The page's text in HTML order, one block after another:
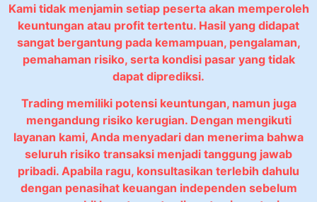
Kami tidak menjamin setiap peserta akan memperoleh
keuntungan atau profit tertentu. Hasil yang didapat
sangat bergantung pada kemampuan, pengalaman,
pemahaman risiko, serta kondisi pasar yang tidak
dapat diprediksi.
Trading memiliki potensi keuntungan, namun juga
mengandung risiko kerugian. Dengan mengikuti
layanan kami, Anda menyadari dan menerima bahwa
seluruh risiko transaksi menjadi tanggung jawab
pribadi. Apabila ragu, konsultasikan terlebih dahulu
dengan penasihat keuangan independen sebelum